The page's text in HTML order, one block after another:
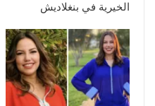
الخيرية في بنغلاديش